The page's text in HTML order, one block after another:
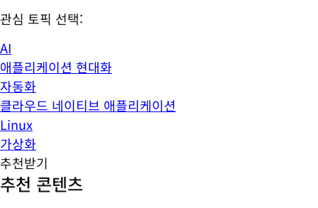
관심 토픽 선택:
AI
애플리케이션 현대화
자동화
클라우드 네이티브 애플리케이션
Linux
가상화
추천받기
추천 콘텐츠